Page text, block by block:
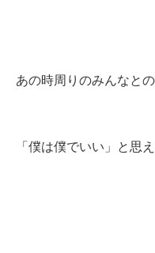
あの時周りのみんなと
「僕は僕でいい」と思